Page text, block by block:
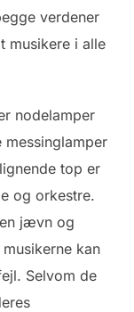
verdener
musikere i alle
nodelamper
top er
og orkestre.
jævn og
kan
Selvom de